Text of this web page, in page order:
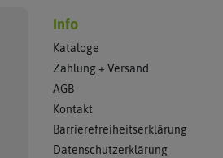
Info
Kataloge
Zahlung + Versand
AGB
Kontakt
Barrierefreiheitserklärung
Datenschutzerklärung